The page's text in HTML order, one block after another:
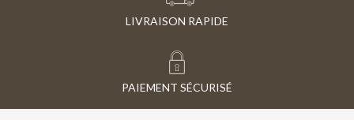
LIVRAISON RAPIDE
PAIEMENT SÉCURISÉ